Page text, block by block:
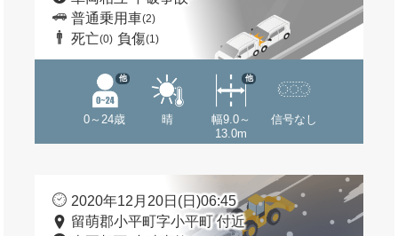
普通乗用車(2)
死亡(0) 負傷(1)
0～24歳
他
晴
幅9.0～
13.0m
他
信号なし
2020年12月20日(日)06:45
留萌郡小平町字小平町 付近